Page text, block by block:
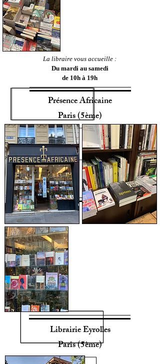
La libraire vous accueille :
Du mardi au samedi
de 10h à 19h
Présence Africaine
Paris (5ème)
Librairie Eyrolles
Paris (5ème)